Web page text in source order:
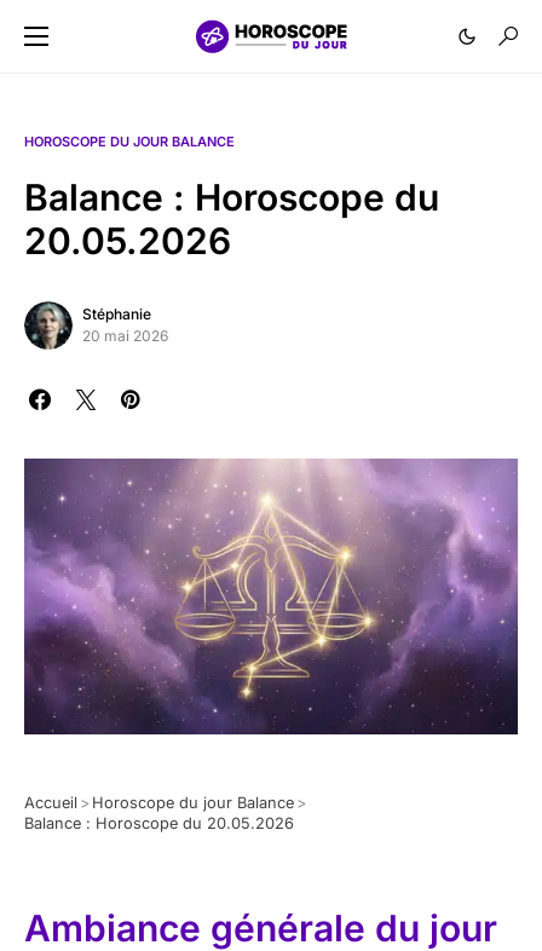
HOROSCOPE DU JOUR BALANCE
Balance : Horoscope du
20.05.2026
Stéphanie
20 mai 2026
Accueil > Horoscope du jour Balance >
Balance : Horoscope du 20.05.2026
Ambiance générale du jour